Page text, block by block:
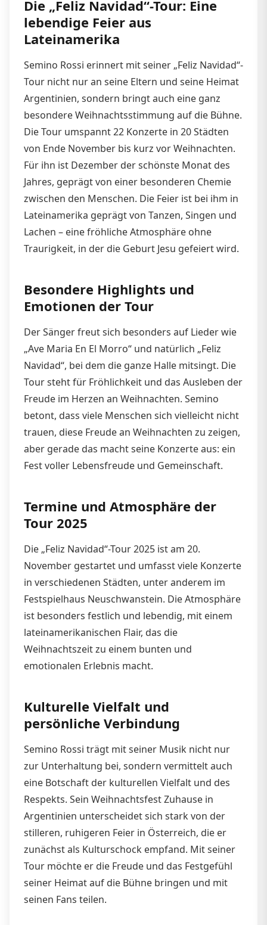
Die „Feliz Navidad“-Tour: Eine
lebendige Feier aus
Lateinamerika
Semino Rossi erinnert mit seiner „Feliz Navidad“-
Tour nicht nur an seine Eltern und seine Heimat
Argentinien, sondern bringt auch eine ganz
besondere Weihnachtsstimmung auf die Bühne.
Die Tour umspannt 22 Konzerte in 20 Städten
von Ende November bis kurz vor Weihnachten.
Für ihn ist Dezember der schönste Monat des
Jahres, geprägt von einer besonderen Chemie
zwischen den Menschen. Die Feier ist bei ihm in
Lateinamerika geprägt von Tanzen, Singen und
Lachen – eine fröhliche Atmosphäre ohne
Traurigkeit, in der die Geburt Jesu gefeiert wird.
Besondere Highlights und
Emotionen der Tour
Der Sänger freut sich besonders auf Lieder wie
„Ave Maria En El Morro“ und natürlich „Feliz
Navidad“, bei dem die ganze Halle mitsingt. Die
Tour steht für Fröhlichkeit und das Ausleben der
Freude im Herzen an Weihnachten. Semino
betont, dass viele Menschen sich vielleicht nicht
trauen, diese Freude an Weihnachten zu zeigen,
aber gerade das macht seine Konzerte aus: ein
Fest voller Lebensfreude und Gemeinschaft.
Termine und Atmosphäre der
Tour 2025
Die „Feliz Navidad“-Tour 2025 ist am 20.
November gestartet und umfasst viele Konzerte
in verschiedenen Städten, unter anderem im
Festspielhaus Neuschwanstein. Die Atmosphäre
ist besonders festlich und lebendig, mit einem
lateinamerikanischen Flair, das die
Weihnachtszeit zu einem bunten und
emotionalen Erlebnis macht.
Kulturelle Vielfalt und
persönliche Verbindung
Semino Rossi trägt mit seiner Musik nicht nur
zur Unterhaltung bei, sondern vermittelt auch
eine Botschaft der kulturellen Vielfalt und des
Respekts. Sein Weihnachtsfest Zuhause in
Argentinien unterscheidet sich stark von der
stilleren, ruhigeren Feier in Österreich, die er
zunächst als Kulturschock empfand. Mit seiner
Tour möchte er die Freude und das Festgefühl
seiner Heimat auf die Bühne bringen und mit
seinen Fans teilen.